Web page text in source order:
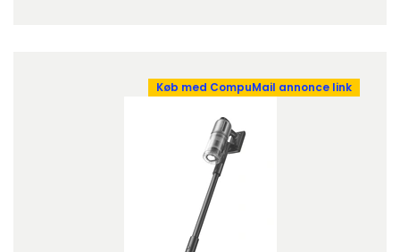
Køb med CompuMail annonce link